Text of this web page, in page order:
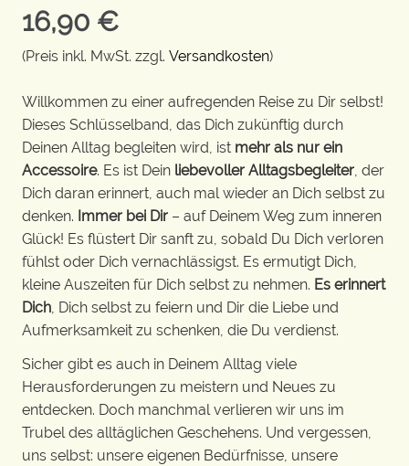
16,90 €
(Preis inkl. MwSt. zzgl. Versandkosten)
Willkommen zu einer aufregenden Reise zu Dir selbst!
Dieses Schlüsselband, das Dich zukünftig durch
Deinen Alltag begleiten wird, ist mehr als nur ein
Accessoire. Es ist Dein liebevoller Alltagsbegleiter , der
Dich daran erinnert, auch mal wieder an Dich selbst zu
denken. Immer bei Dir – auf Deinem Weg zum inneren
Glück! Es flüstert Dir sanft zu, sobald Du Dich verloren
fühlst oder Dich vernachlässigst. Es ermutigt Dich,
kleine Auszeiten für Dich selbst zu nehmen. Es erinnert
Dich , Dich selbst zu feiern und Dir die Liebe und
Aufmerksamkeit zu schenken, die Du verdienst.
Sicher gibt es auch in Deinem Alltag viele
Herausforderungen zu meistern und Neues zu
entdecken. Doch manchmal verlieren wir uns im
Trubel des alltäglichen Geschehens. Und vergessen,
uns selbst: unsere eigenen Bedürfnisse, unsere